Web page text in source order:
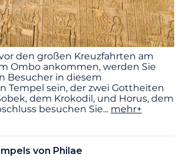
den großen Kreuzfahrten am
Ombo ankommen, werden Sie
Besucher in diesem
Tempel sein, der zwei Gottheiten
dem Krokodil, und Horus, dem
besuchen Sie... mehr+
von Philae